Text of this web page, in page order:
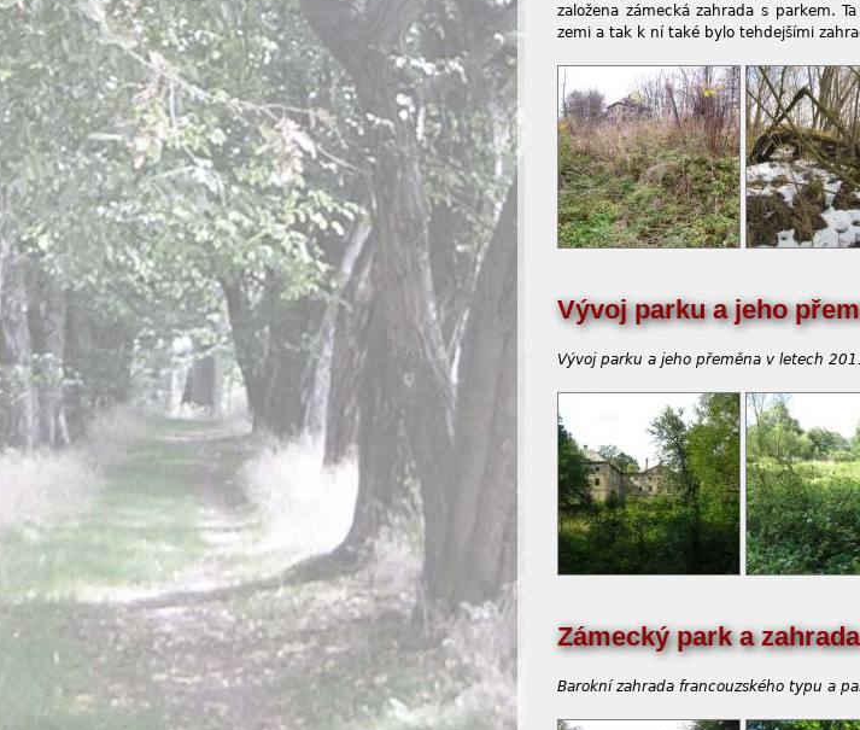
založena zámecká zahrada s parkem.
zemi a tak k ní také bylo tehdejšími
Vývoj parku a jeho
Vývoj parku a jeho přeměna v letech
Zámecký park a
Barokní zahrada francouzského typu a